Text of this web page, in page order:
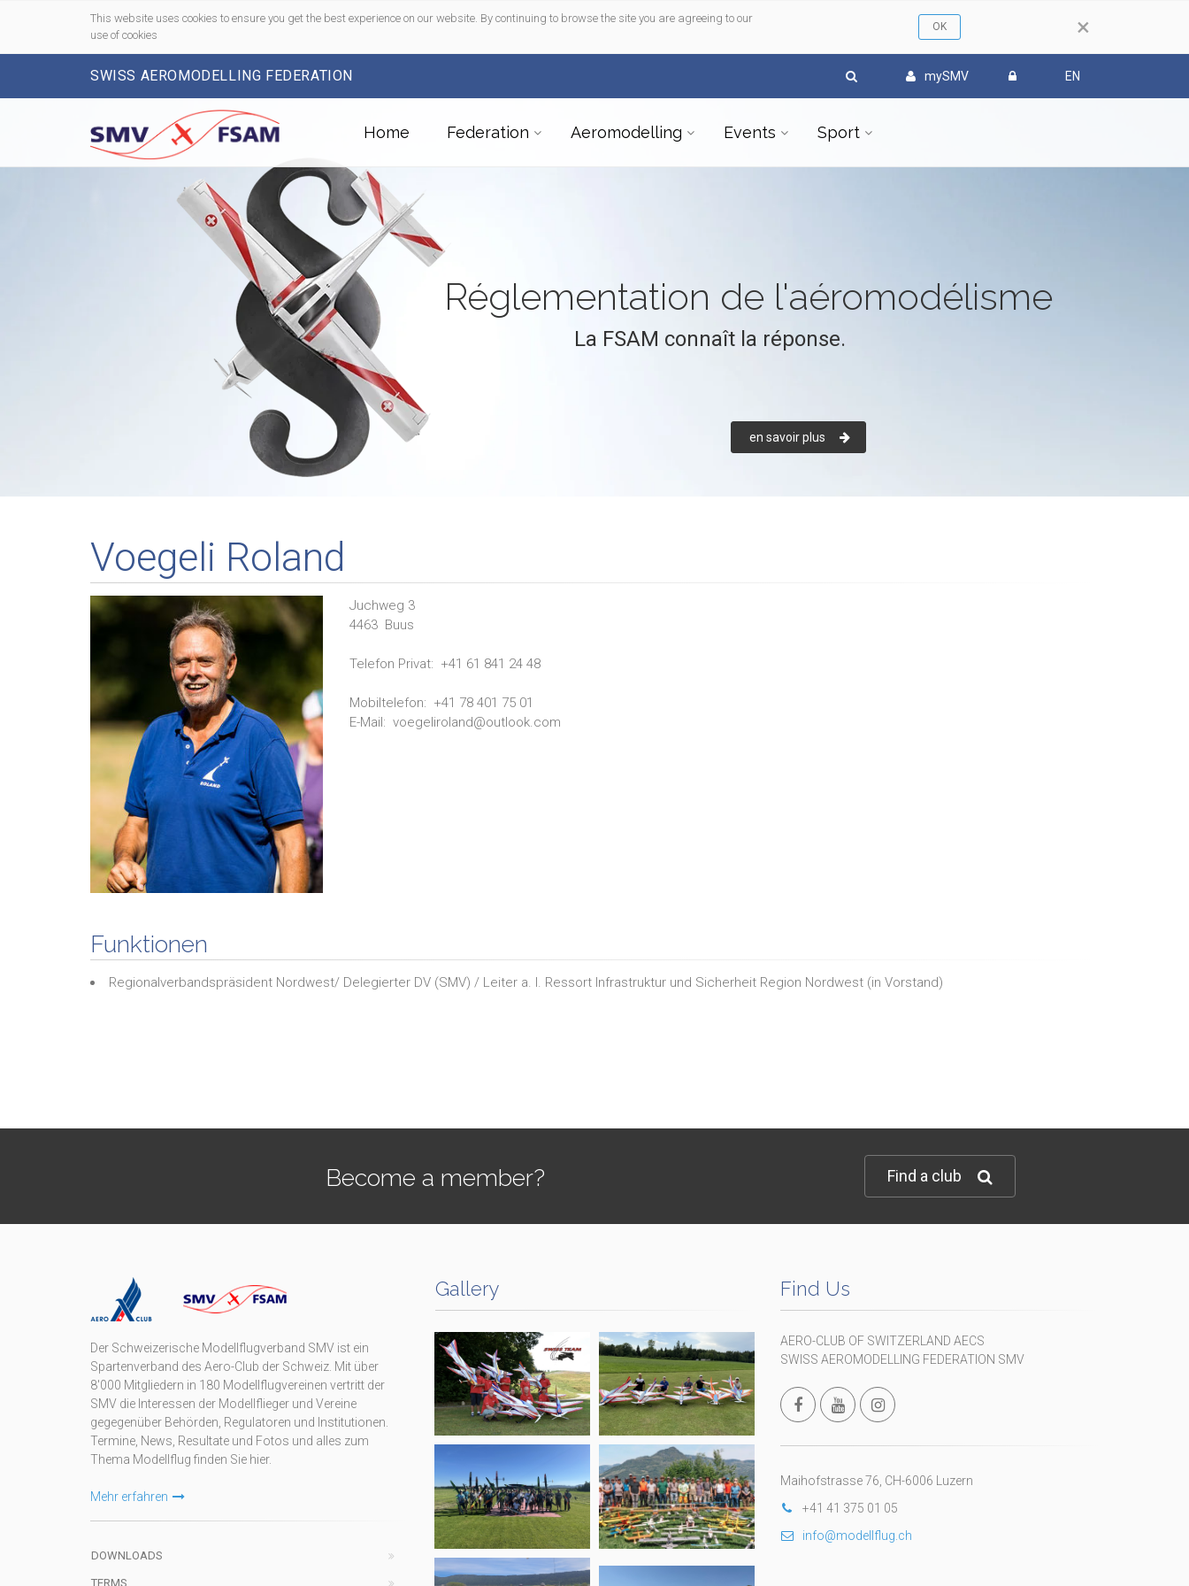
×
This website uses cookies to ensure you get the best experience on our website. By continuing to browse the site you are agreeing to our
use of cookies
SWISS AEROMODELLING FEDERATION mySMV EN
Home Federation Aeromodelling Events Sport
Réglementation de l'aéromodélisme
La FSAM connaît la réponse.
en savoir plus
Voegeli Roland
Juchweg 3
4463 Buus
Telefon Privat: +41 61 841 24 48
Mobiltelefon: +41 78 401 75 01
E-Mail: voegeliroland@outlook.com
Funktionen
Regionalverbandspräsident Nordwest/ Delegierter DV (SMV) / Leiter a. I. Ressort Infrastruktur und Sicherheit Region Nordwest (in Vorstand)
Become a member? Find a club
Der Schweizerische Modellflugverband SMV ist ein
Spartenverband des Aero-Club der Schweiz. Mit über
8'000 Mitgliedern in 180 Modellflugvereinen vertritt der
SMV die Interessen der Modellflieger und Vereine
gegegenüber Behörden, Regulatoren und Institutionen.
Termine, News, Resultate und Fotos und alles zum
Thema Modellflug finden Sie hier.
Mehr erfahren
DOWNLOADS
TERMS
Gallery Find Us
AERO-CLUB OF SWITZERLAND AECS
SWISS AEROMODELLING FEDERATION SMV
Maihofstrasse 76, CH-6006 Luzern
+41 41 375 01 05
info@modellflug.ch